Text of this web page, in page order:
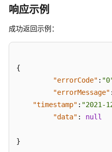
客
户
端
参
响应示例
成功返回示例：
{
"errorCode" :
"errorMessage" :
"timestamp" : "2021-
"data" : null
}